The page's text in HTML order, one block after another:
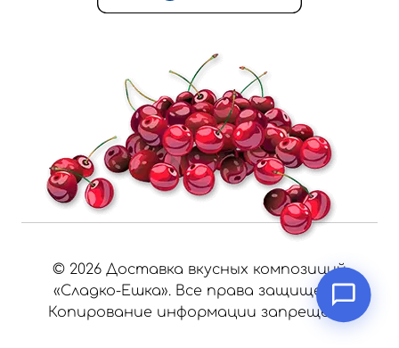
© 2026 Доставка вкусных композиций
«Сладко-Ешка». Все права защищены.
Копирование информации запрещено.